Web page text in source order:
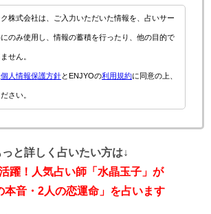
株式会社は、ご入力いただいた情報を、占いサー
のみ使用し、情報の蓄積を行ったり、他の目的で
せん。
個人情報保護方針とENJYOの利用規約に同意の上、
さい。
っと詳しく占いたい方は↓
躍！人気占い師「水晶玉子」が
本音・2人の恋運命」を占います